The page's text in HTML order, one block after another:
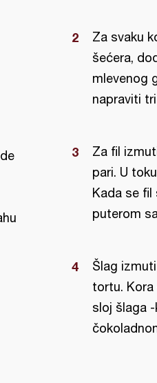
Za svaku
šećera,
mlevenog
napraviti
Za fil
pari. U
Kada se fil
puterom
Šlag
tortu.
sloj šlaga